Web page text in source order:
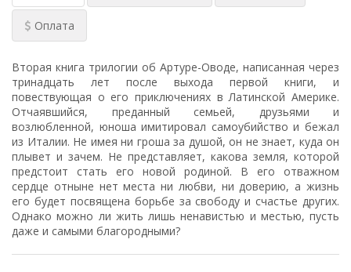
Оплата
Вторая книга трилогии об Артуре-Оводе, написанная через
тринадцать лет после выхода первой книги, и
повествующая о его приключениях в Латинской Америке.
Отчаявшийся, преданный семьей, друзьями и
возлюбленной, юноша имитировал самоубийство и бежал
из Италии. Не имея ни гроша за душой, он не знает, куда он
плывет и зачем. Не представляет, какова земля, которой
предстоит стать его новой родиной. В его отважном
сердце отныне нет места ни любви, ни доверию, а жизнь
его будет посвящена борьбе за свободу и счастье других.
Однако можно ли жить лишь ненавистью и местью, пусть
даже и самыми благородными?